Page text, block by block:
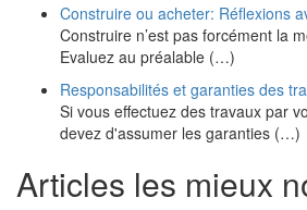
Construire ou acheter: Réflexions
Construire n’est pas forcément la
Evaluez au préalable (…)
Responsabilités et garanties des
Si vous effectuez des travaux par
devez d'assumer les garanties (…)
Articles les mieux